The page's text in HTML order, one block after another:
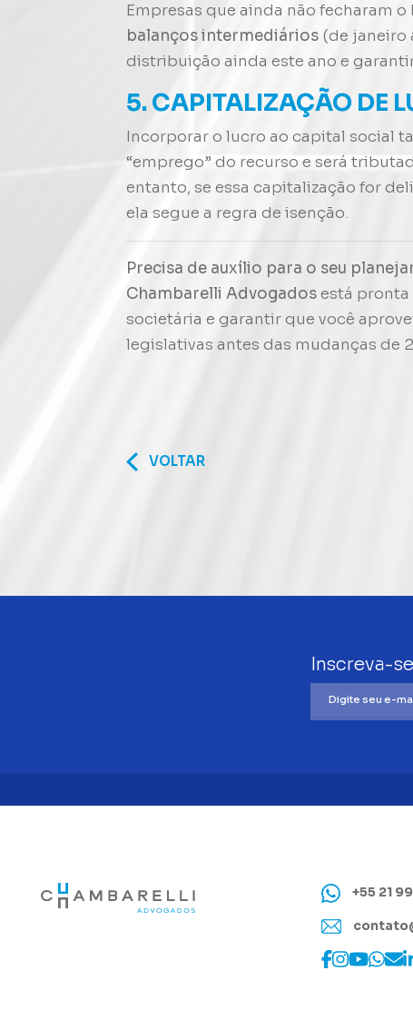
Empresas que ainda não fecharam
balanços intermediários (de janeiro
distribuição ainda este ano e
5. CAPITALIZAÇÃO DE
Incorporar o lucro ao capital social
“emprego” do recurso e será
entanto, se essa capitalização for
ela segue a regra de isenção.
Precisa de auxílio para o seu
Chambarelli Advogadosestá pronta
societária e garantir que você
legislativas antes das mudanças de
VOLTAR
Inscreva-
+55 21